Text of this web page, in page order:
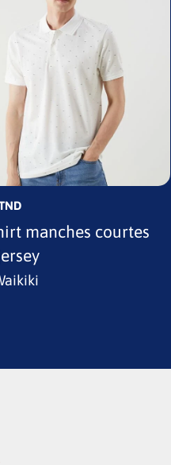
manches courtes